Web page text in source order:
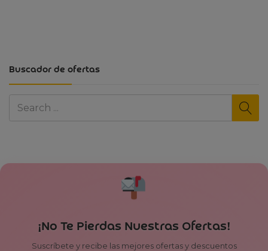
Buscador de ofertas
¡No Te Pierdas Nuestras Ofertas!
Suscríbete y recibe las mejores ofertas y descuentos